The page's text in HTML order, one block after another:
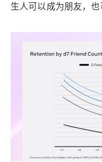
生人可以成为朋友，也
学习，现在正是入
更好，因此现在正
nshenas：对于想
哪些关键经验可
是为玩家设定一
家一起探索，另一
键。 Brown：我
和意外发现。目标
标，而意外发现